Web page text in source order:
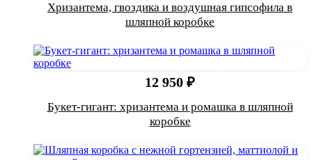
Хризантема, гвоздика и воздушная гипсофила в
шляпной коробке
12 950 ₽
Букет-гигант: хризантема и ромашка в шляпной
коробке